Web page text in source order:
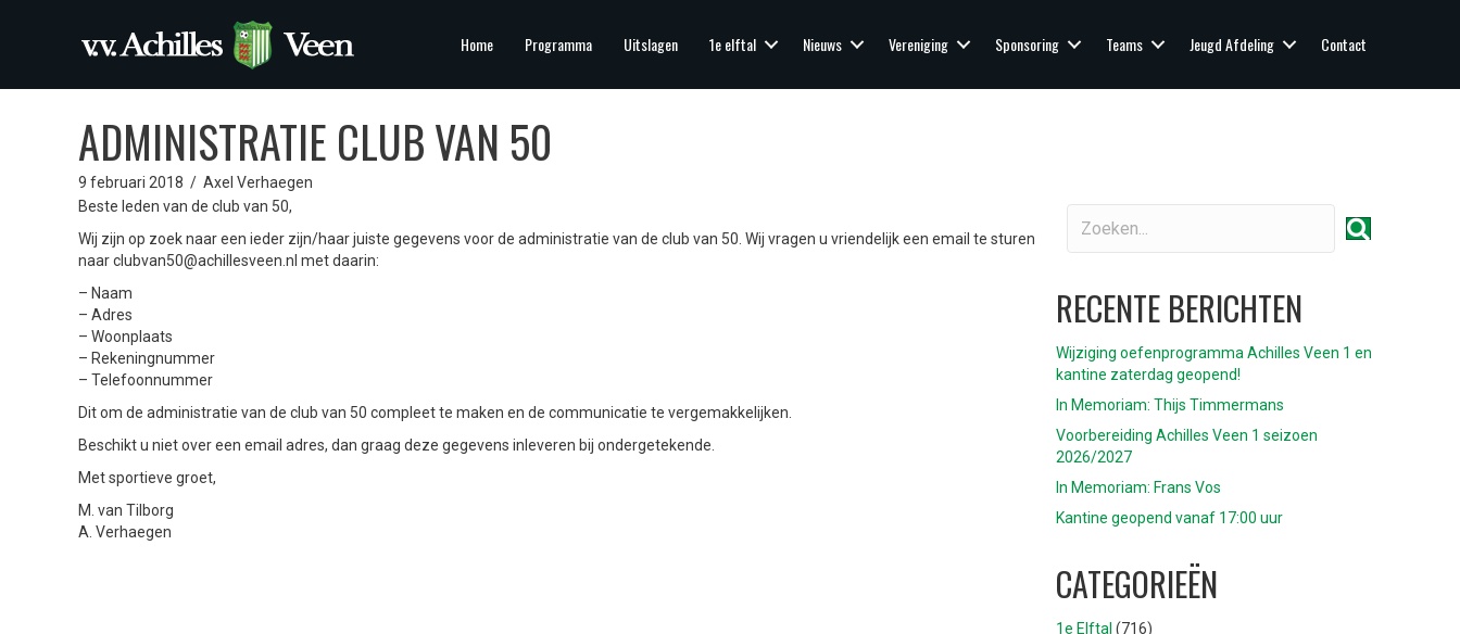
Home Programma Uitslagen 1e elftal Nieuws Vereniging Sponsoring Teams Jeugd Afdeling Contact
ADMINISTRATIE CLUB VAN 50
9 februari 2018 / Axel Verhaegen
Beste leden van de club van 50,
Wij zijn op zoek naar een ieder zijn/haar juiste gegevens voor de administratie van de club van 50. Wij vragen u vriendelijk een email te sturen
naar clubvan50@achillesveen.nl met daarin:
– Naam
– Adres
– Woonplaats
– Rekeningnummer
– Telefoonnummer
Dit om de administratie van de club van 50 compleet te maken en de communicatie te vergemakkelijken.
Beschikt u niet over een email adres, dan graag deze gegevens inleveren bij ondergetekende.
Met sportieve groet,
M. van Tilborg
A. Verhaegen
RECENTE BERICHTEN
Wijziging oefenprogramma Achilles Veen 1 en
kantine zaterdag geopend!
In Memoriam: Thijs Timmermans
Voorbereiding Achilles Veen 1 seizoen
2026/2027
In Memoriam: Frans Vos
Kantine geopend vanaf 17:00 uur
CATEGORIEËN
1e Elftal (716)